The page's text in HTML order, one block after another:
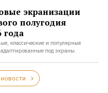
экранизации
полугодия
года
классические и популярные
под экраны.